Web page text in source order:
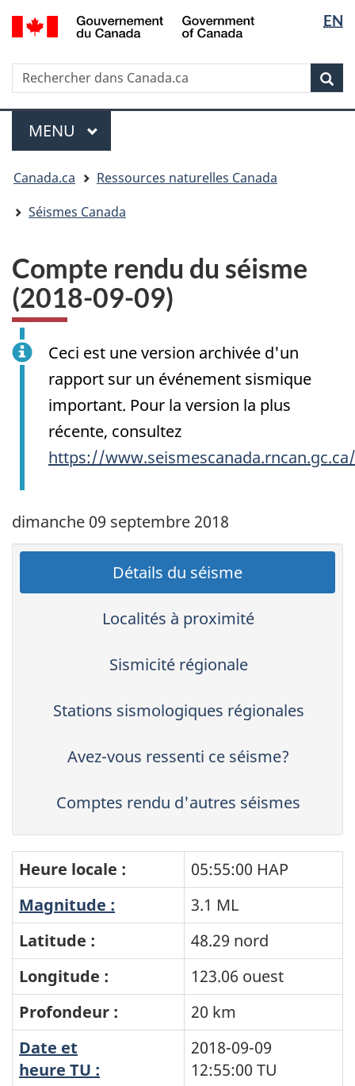
Passer
au
principal
Passer
à
sujet
du
gouvernement »
Passer
à
version
HTML
simplifiée
la
langue
EN
Rechercher
Rechercher
dans
Canada.ca
Menu
MENU PRINCIPAL
êtes
ici
Canada.ca
Ressources naturelles Canada
Séismes Canada
Compte rendu du séisme
(2018-09-09)
Ceci est une version archivée d'un
rapport sur un événement sismique
important. Pour la version la plus
récente, consultez
https://
dimanche 09 septembre 2018
Détails du séisme
Localités à proximité
Sismicité régionale
Stations sismologiques régionales
Avez-vous ressenti ce séisme?
Comptes rendu d'autres séismes
Heure locale :
05:55:00 HAP
Magnitude :
3.1 ML
Latitude :
48.29 nord
Longitude :
123.06 ouest
Profondeur :
20 km
Date et
heure TU :
2018-09-09
12:55:00 TU